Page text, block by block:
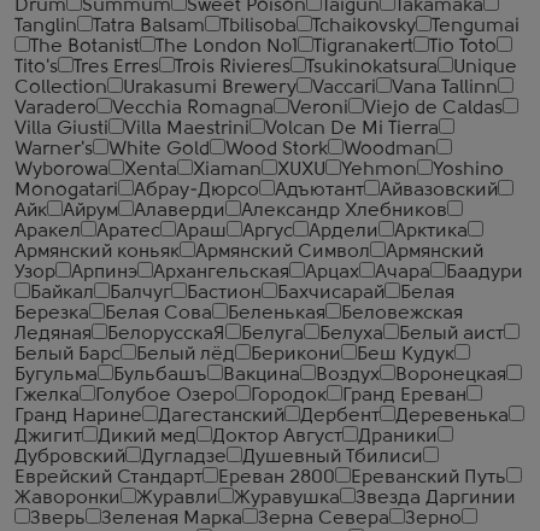
Drum
Summum Sweet Poison Taigun
Takamaka
Tanglin
Tatra Balsam Tbilisoba Tchaikovsky
Tengumai
The Botanist
The London №1 Tigranakert
Tio Toto
Tito's
Tres Erres Trois Rivieres Tsukinokatsura
Unique
Collection
Urakasumi Brewery Vaccari
Vana Tallinn
Varadero
Vecchia Romagna Veroni
Viejo de Caldas
Villa Giusti
Villa Maestrini
Volcan De Mi Tierra
Warner's
White Gold Wood Stork
Woodman
Wyborowa
Xenta Xiaman XUXU Yehmon
Yoshino
Monogatari
Абрау-Дюрсо Адъютант
Айвазовский
Айк
Айрум Алаверди
Александр Хлебников
Аракел
Аратес Араш Аргус Ардели
Арктика
Армянский коньяк
Армянский Символ
Армянский
Узор
Арпинэ Архангельская Арцах Ачара
Баадури
Байкал
Балчуг Бастион Бахчисарай
Белая
Березка
Белая Сова Беленькая
Беловежская
Ледяная
БелорусскаЯ Белуга Белуха
Белый аист
Белый Барс
Белый лёд Берикони
Беш Кудук
Бугульма
Бульбашъ Вакцина Воздух
Воронецкая
Гжелка
Голубое Озеро Городок
Гранд Ереван
Гранд Нарине
Дагестанский Дербент
Деревенька
Джигит
Дикий мед Доктор Август
Драники
Дубровский
Дугладзе
Душевный Тбилиси
Еврейский Стандарт
Ереван 2800
Ереванский Путь
Жаворонки
Журавли Журавушка
Звезда Даргинии
Зверь
Зеленая Марка Зерна Севера
Зерно